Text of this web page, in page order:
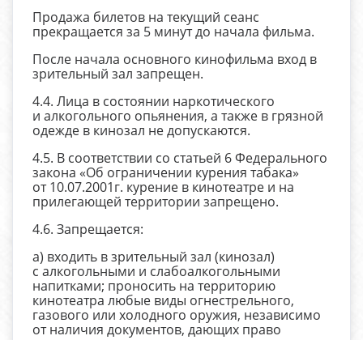
Продажа билетов на текущий сеанс
прекращается за 5 минут до начала фильма.
После начала основного кинофильма вход в
зрительный зал запрещен.
4.4. Лица в состоянии наркотического
и алкогольного опьянения, а также в грязной
одежде в кинозал не допускаются.
4.5. В соответствии со статьей 6 Федерального
закона «Об ограничении курения табака»
от 10.07.2001г. курение в кинотеатре и на
прилегающей территории запрещено.
4.6. Запрещается:
а) входить в зрительный зал (кинозал)
с алкогольными и слабоалкогольными
напитками; проносить на территорию
кинотеатра любые виды огнестрельного,
газового или холодного оружия, независимо
от наличия документов, дающих право